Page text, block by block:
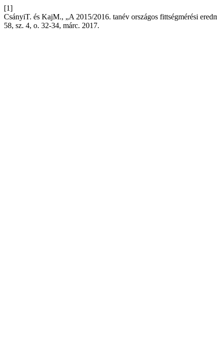
[1]
CsányiT. és KajM., „A 2015/2016. tanév országos fittségmérési
58, sz. 4, o. 32-34, márc. 2017.